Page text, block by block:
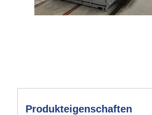
Produkteigenschaften